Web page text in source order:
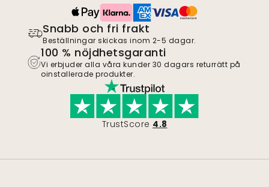
Snabb och fri frakt
Beställningar skickas inom 2-5 dagar.
100 % nöjdhetsgaranti
Vi erbjuder alla våra kunder 30 dagars returrätt på
oinstallerade produkter.
TrustScore 4.8